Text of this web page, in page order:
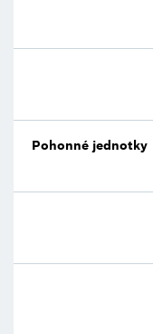
Pohonné jednotky